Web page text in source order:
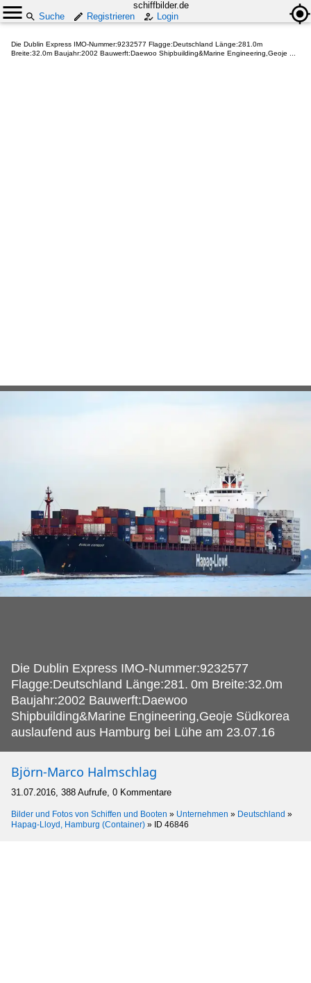
schiffbilder.de
Suche
Registrieren Login
Die Dublin Express IMO-Nummer:9232577 Flagge:Deutschland Länge:281.0m
Breite:32.0m Baujahr:2002 Bauwerft:Daewoo Shipbuilding&Marine Engineering,Geoje ...
Die Dublin Express IMO-Nummer:9232577
Flagge:Deutschland Länge:281. 0m Breite:32.0m
Baujahr:2002 Bauwerft:Daewoo
Shipbuilding&Marine Engineering,Geoje Südkorea
auslaufend aus Hamburg bei Lühe am 23.07.16
Björn-Marco Halmschlag
31.07.2016, 388 Aufrufe, 0 Kommentare
Bilder und Fotos von Schiffen und Booten » Unternehmen » Deutschland »
Hapag-Lloyd, Hamburg (Container) » ID 46846